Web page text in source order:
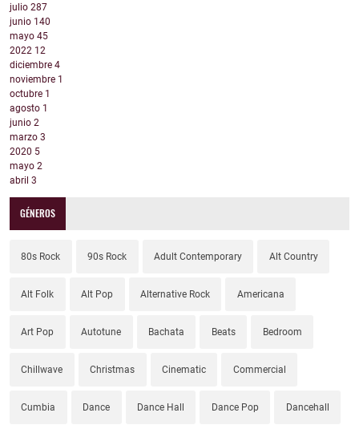
julio 287
junio 140
mayo 45
2022 12
diciembre 4
noviembre 1
octubre 1
agosto 1
junio 2
marzo 3
2020 5
mayo 2
abril 3
GÉNEROS
80s Rock 90s Rock Adult Contemporary Alt Country
Alt Folk Alt Pop Alternative Rock Americana
Art Pop Autotune Bachata Beats Bedroom
Chillwave Christmas Cinematic Commercial
Cumbia Dance Dance Hall Dance Pop Dancehall